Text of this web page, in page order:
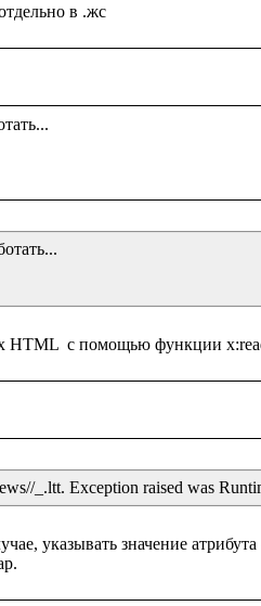
_.ltt. Exception raised was
указывать значение атрибута